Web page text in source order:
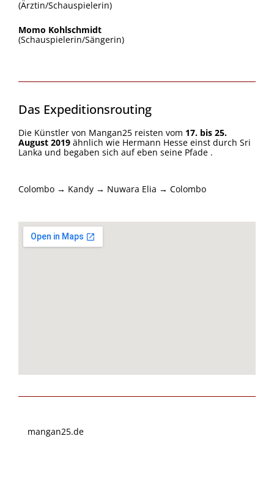
(Ärztin/Schauspielerin)
Momo Kohlschmidt
(Schauspielerin/Sängerin)
Das Expeditionsrouting
Die Künstler von Mangan25 reisten vom 17. bis 25.
August 2019 ähnlich wie Hermann Hesse einst durch Sri
Lanka und begaben sich auf eben seine Pfade .
Colombo → Kandy → Nuwara Elia → Colombo
mangan25.de